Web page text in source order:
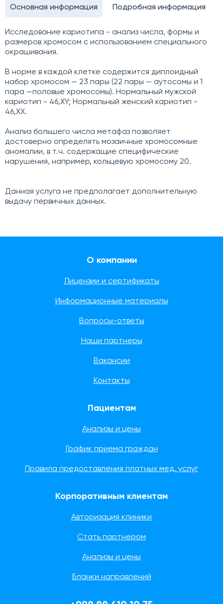
Основная информация Подробная информация
Исследование кариотипа - анализ числа, формы и
размеров хромосом с использованием специального
окрашивания.
В норме в каждой клетке содержится диплоидный
набор хромосом — 23 пары (22 пары — аутосомы и 1
пара —половые хромосомы). Нормальный мужской
кариотип - 46,XY; Нормальный женский кариотип -
46,XX.
Анализ большего числа метафаз позволяет
достоверно определять мозаичные хромосомные
аномалии, в т.ч. содержащие специфические
нарушения, например, кольцевую хромосому 20.
Данная услуга не предполагает дополнительную
выдачу первичных данных.
О компании
Лицензии и сертификаты
Информационные материалы
Вопросы-ответы
Наши партнеры
Вакансии
Контакты
Пациентам
Анализы и цены
График приема граждан
Правила предоставления платных мед. услуг
Корпоративным клиентам
Авторизация клиники
Стать партнером
Анализы и цены
Бланки направлений